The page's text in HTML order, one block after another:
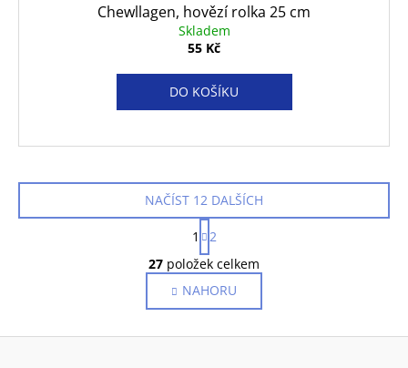
Chewllagen, hovězí rolka 25 cm
Skladem
55 Kč
DO KOŠÍKU
O
v
l
á
d
NAČÍST 12 DALŠÍCH
S
t
r
á
n
k
1
2
27 položek celkem
NAHORU
Z